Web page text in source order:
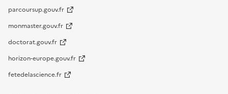
parcoursup.gouv.fr
monmaster.gouv.fr
doctorat.gouv.fr
horizon-europe.gouv.fr
fetedelascience.fr